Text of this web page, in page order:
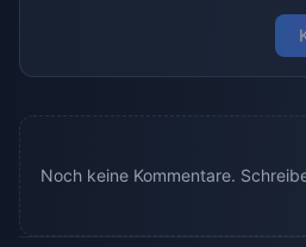
Noch keine Kommentare.